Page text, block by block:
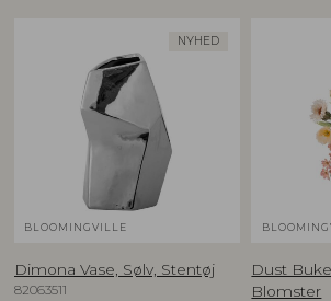
NYHED
BLOOMINGVILLE
Dimona Vase, Sølv, Stentøj
82063511
Dust
Blomster